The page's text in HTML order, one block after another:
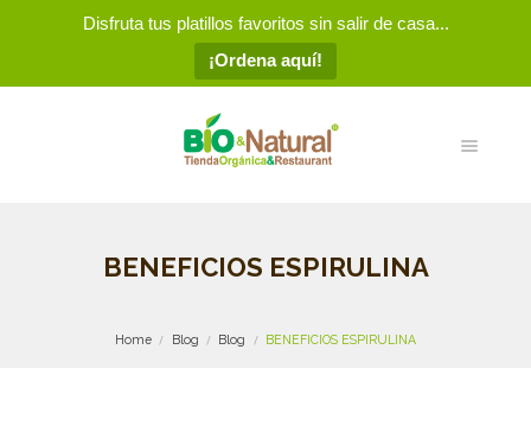
Disfruta tus platillos favoritos sin salir de casa...
¡Ordena aquí!
BENEFICIOS ESPIRULINA
Home Blog Blog BENEFICIOS ESPIRULINA